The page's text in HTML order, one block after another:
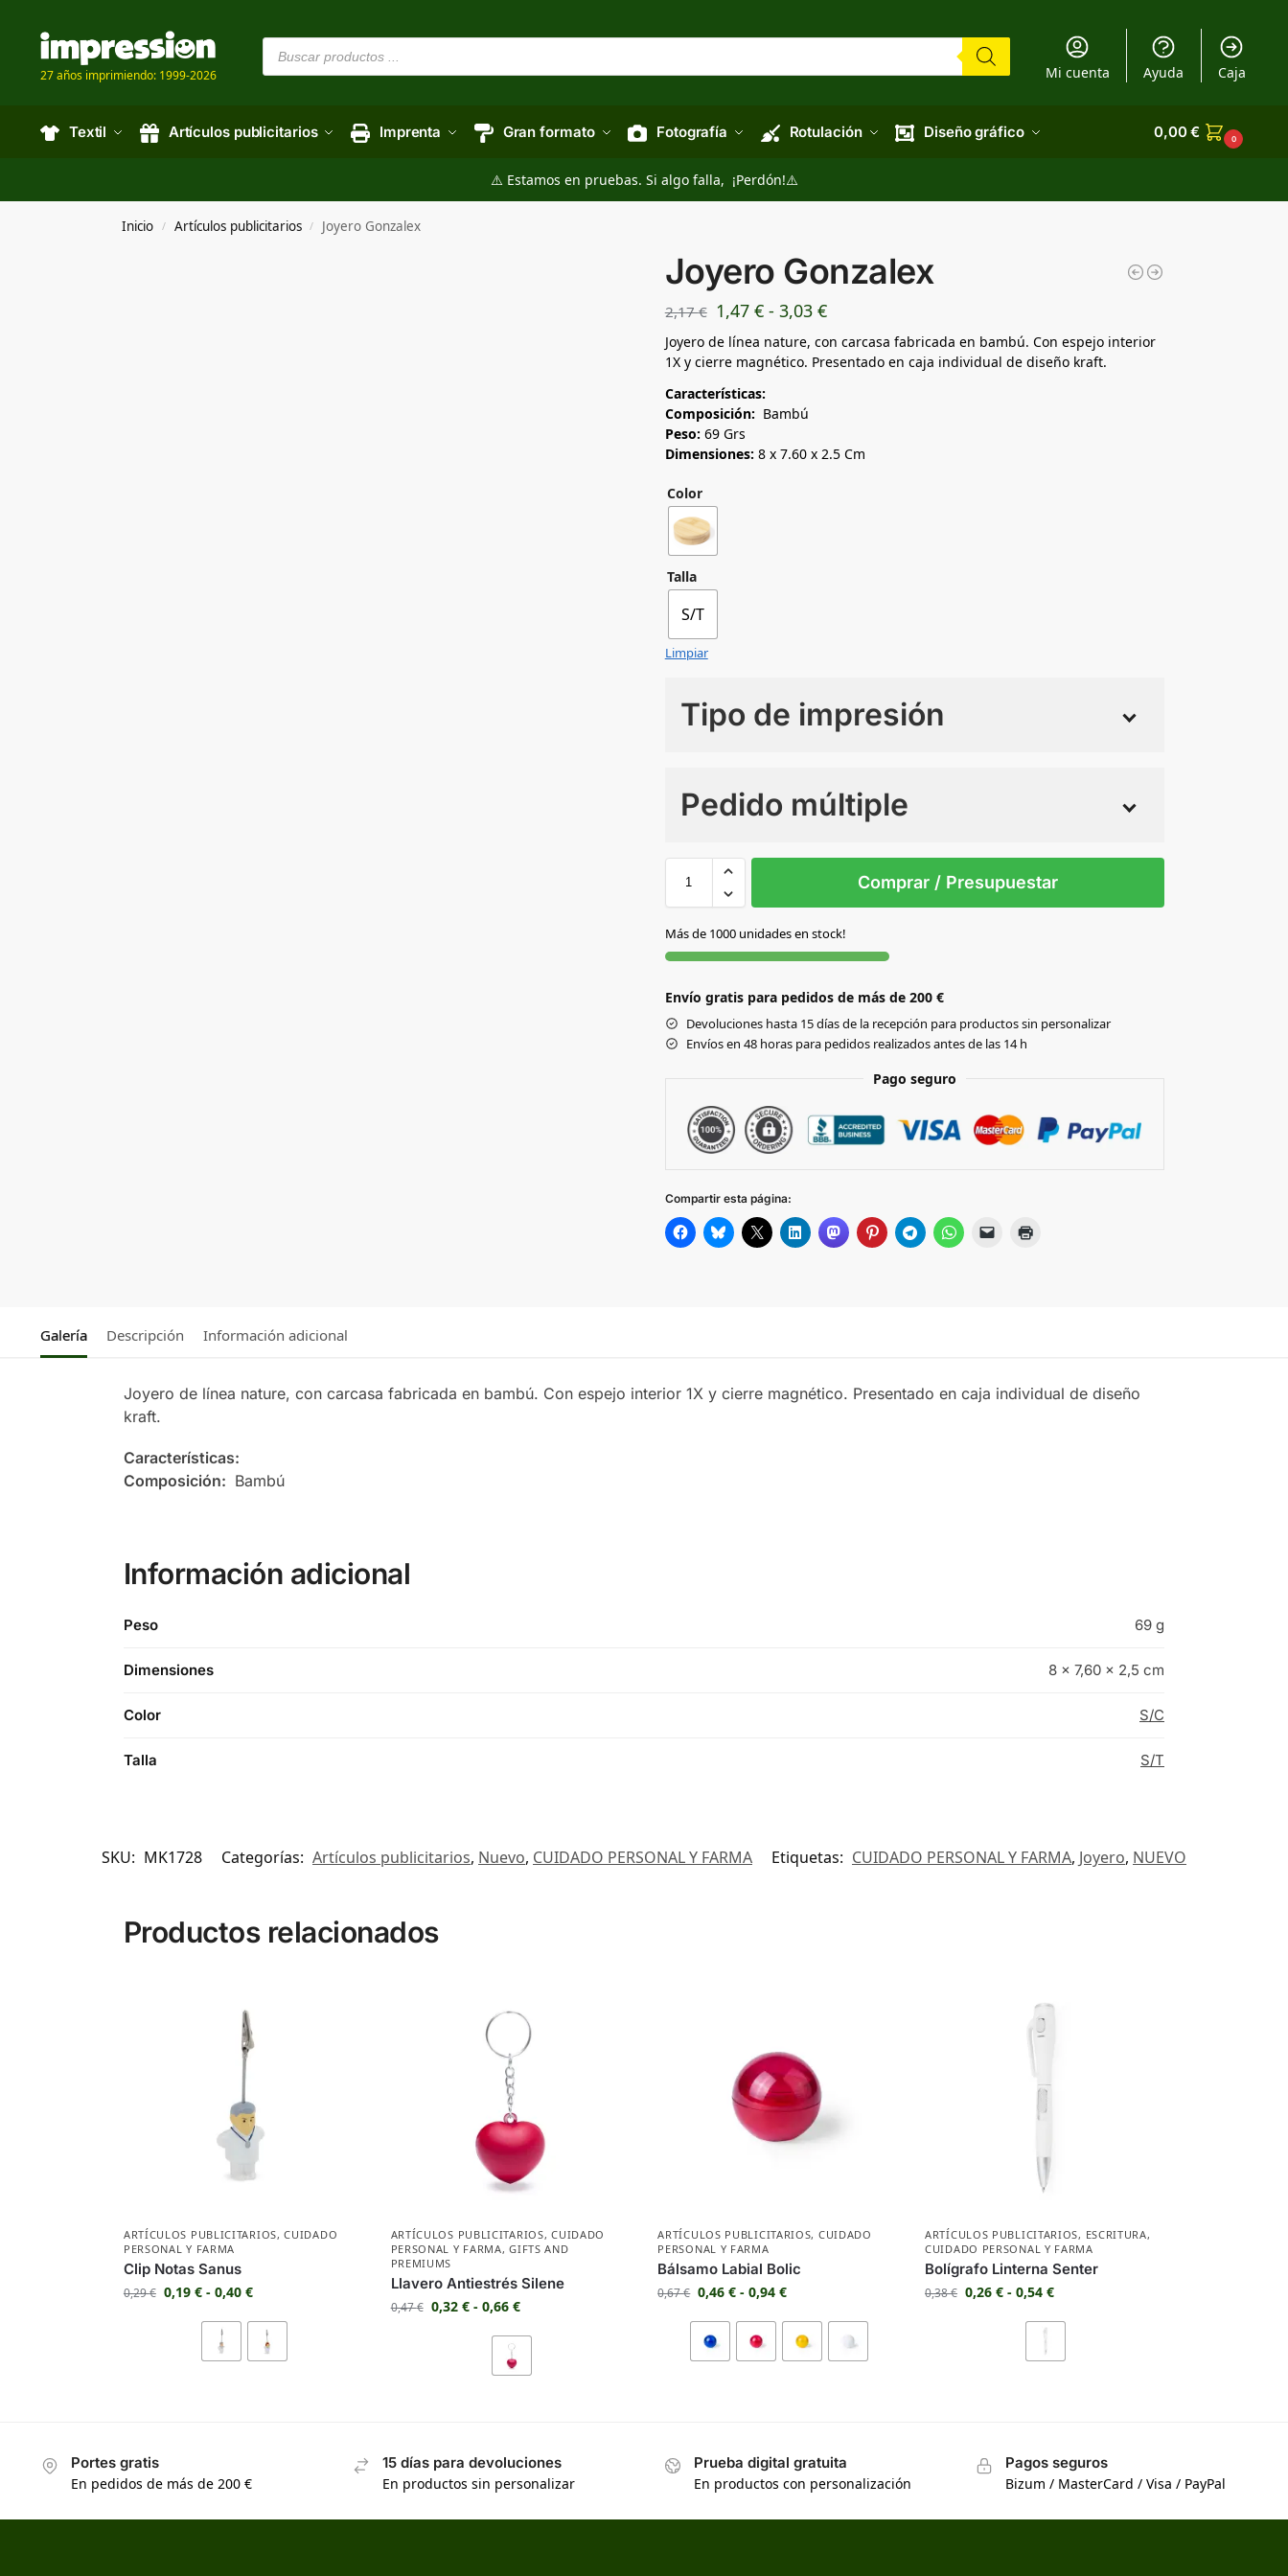
27 años imprimiendo: 1999-2026 Mi cuenta Ayuda Caja
Textil Artículos publicitarios Imprenta Gran formato Fotografía Rotulación Diseño gráfico 0,00€ 0
⚠️ Estamos en pruebas. Si algo falla, ¡Perdón!⚠️
Inicio / Artículos publicitarios / Joyero Gonzalex
Joyero Gonzalex
2,17€ 1,47 € - 3,03 €
Joyero de línea nature, con carcasa fabricada en bambú. Con espejo interior
1X y cierre magnético. Presentado en caja individual de diseño kraft.
Características:
Composición: Bambú
Peso: 69 Grs
Dimensiones: 8 x 7.60 x 2.5 Cm
Color
Talla
S/T
Limpiar
Tipo de impresión
Pedido múltiple
Comprar / Presupuestar
Más de 1000 unidades en stock!
Envío gratis para pedidos de más de 200 €
Devoluciones hasta 15 días de la recepción para productos sin personalizar
Envíos en 48 horas para pedidos realizados antes de las 14 h
Pago seguro
Compartir esta página:
Galería Descripción Información adicional
Joyero de línea nature, con carcasa fabricada en bambú. Con espejo interior 1X y cierre magnético. Presentado en caja individual de diseño
kraft.
Características:
Composición: Bambú
Información adicional
Peso 69 g
Dimensiones 8 × 7,60 × 2,5 cm
Color S/C
Talla S/T
SKU: MK1728 Categorías: Artículos publicitarios, Nuevo, CUIDADO PERSONAL Y FARMA Etiquetas: CUIDADO PERSONAL Y FARMA, Joyero, NUEVO
Productos relacionados
ARTÍCULOS PUBLICITARIOS,CUIDADO
PERSONAL Y FARMA
Clip Notas Sanus
0,29€ 0,19 € - 0,40 €
ARTÍCULOS PUBLICITARIOS,CUIDADO
PERSONAL Y FARMA,GIFTS AND
PREMIUMS
Llavero Antiestrés Silene
0,47€ 0,32 € - 0,66 €
ARTÍCULOS PUBLICITARIOS, CUIDADO
PERSONAL Y FARMA
Bálsamo Labial Bolic
0,67€ 0,46€ - 0,94€
ARTÍCULOS PUBLICITARIOS, ESCRITURA,
CUIDADO PERSONAL Y FARMA
Bolígrafo Linterna Senter
0,38€ 0,26€ - 0,54€
Portes gratis
En pedidos de más de 200 €
15 días para devoluciones
En productos sin personalizar
Prueba digital gratuita
En productos con personalización
Pagos seguros
Bizum / MasterCard / Visa / PayPal